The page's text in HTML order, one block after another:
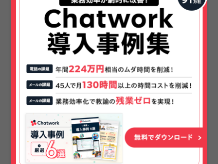
士業
伊藤会計事務所
チャットマガジンで顧客満足度UP